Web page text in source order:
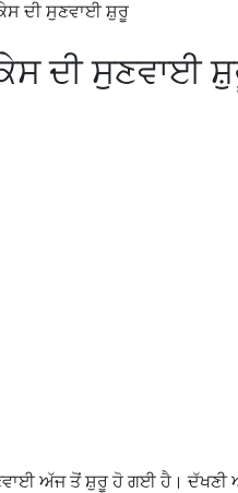
ਦੀ ਸੁਣਵਾਈ ਸ਼ੁਰੂ
ਦੀ ਸੁਣਵਾਈ
ਅੱਜ ਤੋਂ ਸ਼ੁਰੂ ਹੋ ਗਈ ਹੈ। ਦੱਖਣੀ